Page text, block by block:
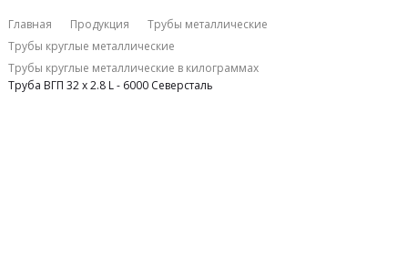
Главная Продукция
Трубы металлические
Трубы круглые металлические
Трубы круглые металлические в килограммах
Труба ВГП 32 х 2.8 L - 6000 Северсталь